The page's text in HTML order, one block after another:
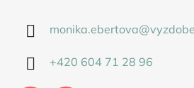
monika.ebertova@
+420 604 71 28 96